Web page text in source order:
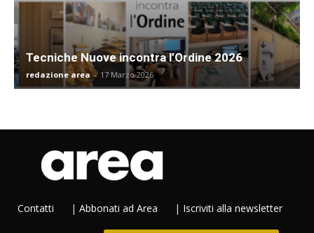
Tecniche Nuove incontra l’Ordine 2026
redazione area - 17 Marzo 2026
Contatti | Abbonati ad Area | Iscriviti alla newsletter